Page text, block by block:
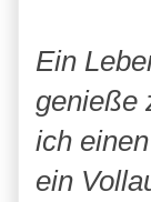
Ein
genieße
ich
ein